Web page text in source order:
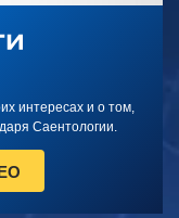
интересах и о том,
Саентологии.